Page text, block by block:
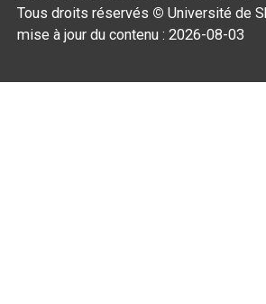
Tous droits réservés © Université de
mise à jour du contenu :2026-08-03